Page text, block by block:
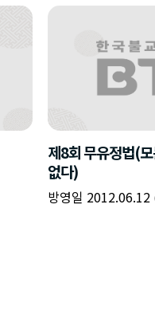
제8회 무유정법(
없다)
방영일 2012.06.12